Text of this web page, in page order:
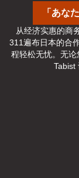
「あな
从经济实惠的商
311遍布日本的合
程轻松无忧。无论
Tabist